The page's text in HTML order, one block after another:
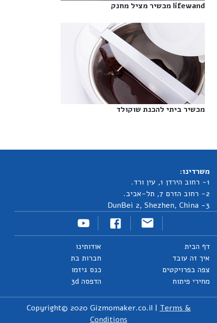
lifewand מכשיר מציל מחנק‎
מכשיר ביתי להכנת שוקולד‎
משרדינו:
1- רחוב הירדן 1, עין ורד.
2- רחוב הזרם 7, תל-אביב.
3- DunBei 2, Shezhen, China
דף הבית
איך זה עובד
צפה בפרויקטים
מחירי פיתוח
אודותינו
חברות בת
כנס גיזמו
הדפסה 3d
Copyright© 2020 Gizmomaker.co.il | Terms &
Conditions